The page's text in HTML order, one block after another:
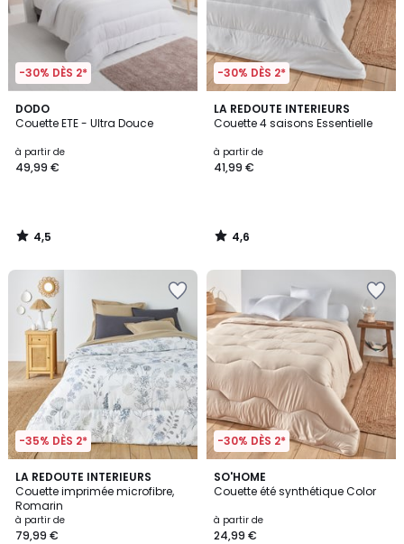
-30% DÈS 2*
DODO
Couette ETE - Ultra Douce
à partir de
49,99 €
4,5
/ 5
4,5
/
-30% DÈS 2*
LA REDOUTE INTERIEURS
Couette 4 saisons Essentielle
à partir de
41,99 €
4,6
/ 5
4,6
/
-35% DÈS 2*
LA REDOUTE INTERIEURS
Couette imprimée microfibre,
Romarin
à partir de
79,99 €
4,6
/ 5
-30% DÈS 2*
SO'HOME
Couette été synthétique Color
à partir de
24,99 €
4,2
/ 5
3
Couleurs